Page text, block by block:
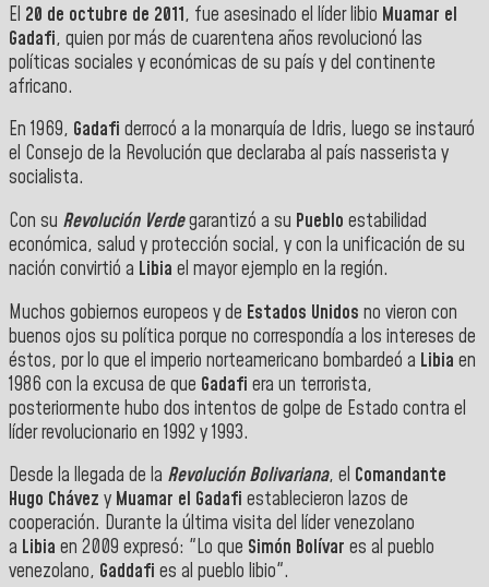
El 20 de octubre de 2011, fue asesinado el líder libio Muamar el
Gadafi, quien por más de cuarentena años revolucionó las
políticas sociales y económicas de su país y del continente
africano.
En 1969, Gadafi derrocó a la monarquía de Idris, luego se instauró
el Consejo de la Revolución que declaraba al país nasserista y
socialista.
Con su Revolución Verdegarantizó a su Pueblo estabilidad
económica, salud y protección social, y con la unificación de su
nación convirtió a Libia el mayor ejemplo en la región.
Muchos gobiernos europeos y de Estados Unidos no vieron con
buenos ojos su política porque no correspondía a los intereses de
éstos, por lo que el imperio norteamericano bombardeó a Libia en
1986 con la excusa de que Gadafi era un terrorista,
posteriormente hubo dos intentos de golpe de Estado contra el
líder revolucionario en 1992 y 1993.
Desde la llegada de la Revolución Bolivariana, el Comandante
Hugo Chávez y Muamar el Gadafi establecieron lazos de
cooperación. Durante la última visita del líder venezolano
a Libia en 2009 expresó: "Lo que Simón Bolívar es al pueblo
venezolano, Gaddafi es al pueblo libio".